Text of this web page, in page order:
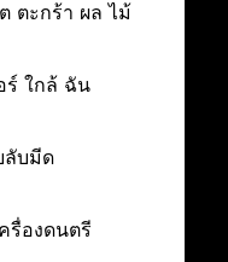
ตะกร้า ผล ไม้
ร์ ใกล้ ฉัน
ลับมีด
รื่องดนตรี